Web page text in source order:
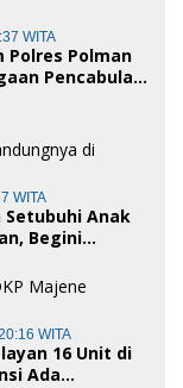
WITA
Polres Polman
Pencabulan
WITA
Setubuhi Anak
Begini
WITA
16 Unit di
Ada